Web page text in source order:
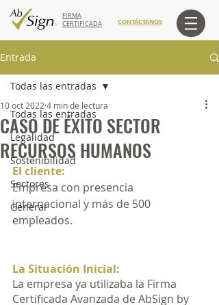
FIRMA
CERTIFICADA
CONTÁCTANOS
Entrada
Todas las entradas
Legalidad
Sostenibilidad
Sectores
General
Todas las entradas
CASO DE ÉXITO SECTOR
RECURSOS HUMANOS
10 oct 2022 4 min de lectura
El cliente:
Empresa con presencia
internacional y más de 500
empleados.
La Situación Inicial:
La empresa ya utilizaba la Firma
Certificada Avanzada de AbSign by